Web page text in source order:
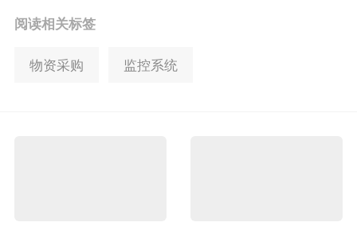
阅读相关标签
物资采购 监控系统